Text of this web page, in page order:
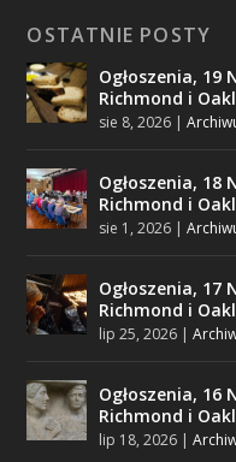
OSTATNIE POSTY
Ogłoszenia, 19
Richmond i
sie 8, 2026 |
Ogłoszenia, 18
Richmond i
sie 1, 2026 |
Ogłoszenia, 17
Richmond i
lip 25, 2026 |
Ogłoszenia, 16
Richmond i
lip 18, 2026 |